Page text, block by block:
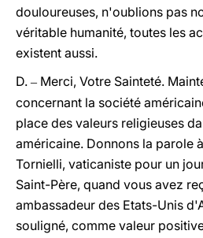
douloureuses, n'oublions pas
véritable humanité, toutes les
existent aussi.
D. – Merci, Votre Sainteté.
concernant la société
place des valeurs religieuses
américaine. Donnons la parole
Tornielli, vaticaniste pour un
Saint-Père, quand vous avez
ambassadeur des Etats-Unis
souligné, comme valeur